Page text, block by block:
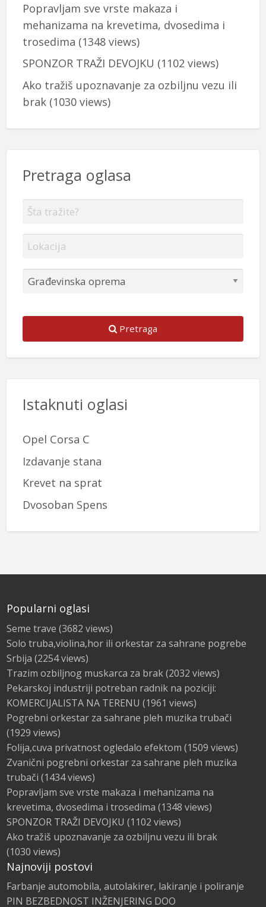
Popravljam sve vrste makaza i
mehanizama na krevetima, dvosedima i
trosedima (1348 views)
SPONZOR TRAŽI DEVOJKU (1102 views)
Ako tražiš upoznavanje za ozbiljnu vezu ili
brak(1030 views)
Pretraga oglasa
Pretraga
Istaknuti oglasi
Opel Corsa C
Izdavanje stana
Krevet na sprat
Dvosoban Spens
Popularni oglasi
Seme trave (3682 views)
Solo truba,violina,hor ili orkestar za sahrane pogrebe
Srbija (2254 views)
Trazim ozbiljnog muskarca za brak(2032 views)
Pekarskoj industriji potreban radnik na poziciji:
KOMERCIJALISTA NA TERENU (1961 views)
Pogrebni orkestar za sahrane pleh muzika trubači
(1929 views)
Folija,cuva privatnost ogledalo efektom (1509 views)
Zvanični pogrebni orkestar za sahrane pleh muzika
trubači (1434 views)
Popravljam sve vrste makaza i mehanizama na
krevetima, dvosedima i trosedima (1348 views)
SPONZOR TRAŽI DEVOJKU (1102 views)
Ako tražiš upoznavanje za ozbiljnu vezu ili brak
(1030 views)
Najnoviji postovi
Farbanje automobila, autolakirer, lakiranje i poliranje
PIN BEZBEDNOST INŽENJERING DOO